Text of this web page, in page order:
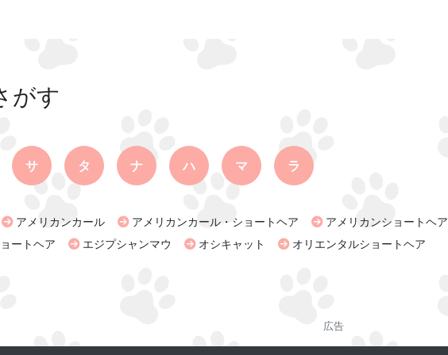
がす
サ タ ナ ハ マ ラ
アメリカンカール アメリカンカール・ショートヘア アメリカンショートヘア
ートヘア
エジプシャンマウ オシキャット オリエンタルショートヘア
広告